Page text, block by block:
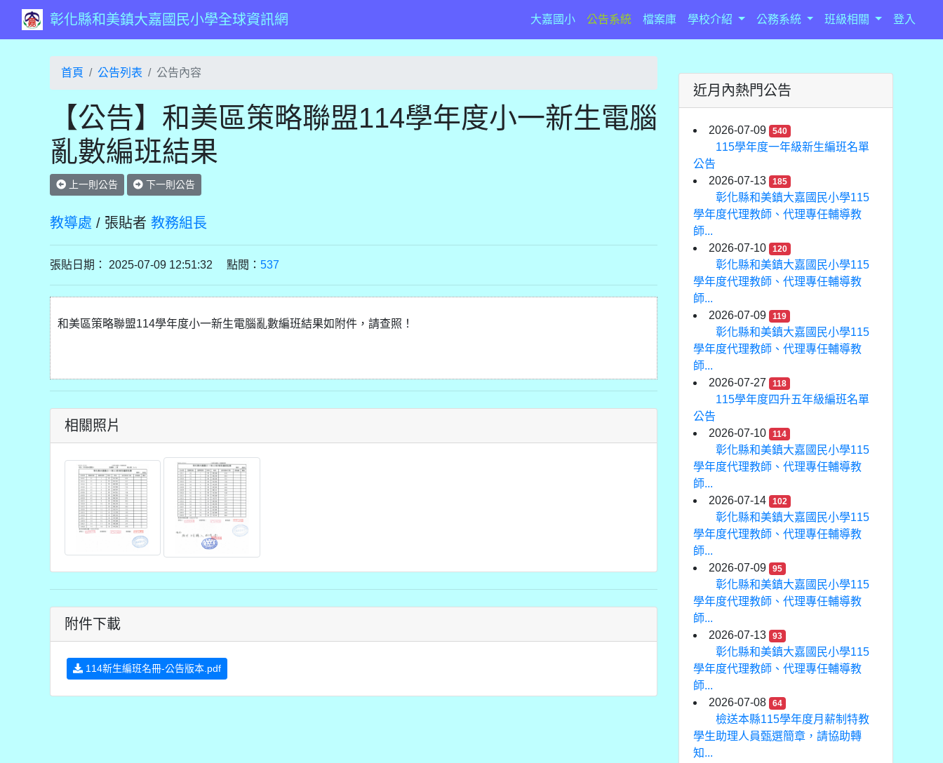
彰化縣和美鎮大嘉國民小學全球資訊網 大嘉國小(current)
公告系統 檔案庫 學校介紹 公務系統 班級相關 登入
首頁 公告列表 公告內容
【公告】和美區策略聯盟114學年度小一新生電腦
亂數編班結果
上一則公告 下一則公告
教導處 / 張貼者 教務組長
張貼日期： 2025-07-09 12:51:32 點閱： 537
和美區策略聯盟114學年度小一新生電腦亂數編班結果如附件，請查照！
相關照片
附件下載
114新生編班名冊-公告版本.pdf
近月內熱門公告
2026-07-09 540
115學年度一年級新生編班名單
公告
2026-07-13
185
彰化縣和美鎮大嘉國民小學115
學年度代理教師、代理專任輔導教
師...
2026-07-10
120
彰化縣和美鎮大嘉國民小學115
學年度代理教師、代理專任輔導教
師...
2026-07-09
119
彰化縣和美鎮大嘉國民小學115
學年度代理教師、代理專任輔導教
師...
2026-07-27
118
115學年度四升五年級編班名單
公告
2026-07-10
114
彰化縣和美鎮大嘉國民小學115
學年度代理教師、代理專任輔導教
師...
2026-07-14
102
彰化縣和美鎮大嘉國民小學115
學年度代理教師、代理專任輔導教
師...
2026-07-09
95
彰化縣和美鎮大嘉國民小學115
學年度代理教師、代理專任輔導教
師...
2026-07-13
93
彰化縣和美鎮大嘉國民小學115
學年度代理教師、代理專任輔導教
師...
2026-07-08
64
檢送本縣115學年度月薪制特教
學生助理人員甄選簡章，請協助轉
知...